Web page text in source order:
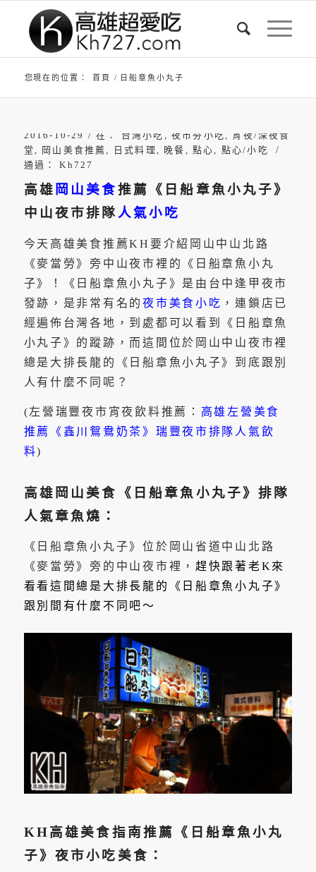
您現在的位置： 首頁 / 日船章魚小丸子
2016-10-29 / 在： 台灣小吃 , 夜市夯小吃, 宵夜/深夜食
堂 , 岡山美食推薦, 日式料理 , 晚餐 , 點心, 點心/小吃 /
通過：Kh727
高雄 岡山美食推薦《日船章魚小丸子》
中山夜市排隊 人氣小吃
今天高雄美食推薦KH要介紹岡山中山北路
《麥當勞》旁中山夜市裡的《日船章魚小丸
子》！《日船章魚小丸子》是由台中逢甲夜市
發跡，是非常有名的夜市美食小吃 ，連鎖店已
經遍佈台灣各地，到處都可以看到《日船章魚
小丸子》的蹤跡，而這間位於岡山中山夜市裡
總是大排長龍的《日船章魚小丸子》到底跟別
人有什麼不同呢？
(左營瑞豐夜市宵夜飲料推薦： 高雄左營美食
推薦《鑫川鴛鴦奶茶》瑞豐夜市排隊人氣飲
料)
高雄岡山美食《日船章魚小丸子》排隊
人氣章魚燒：
《日船章魚小丸子》位於岡山省道中山北路
《麥當勞》旁的中山夜市裡， 趕快跟著老K來
看看這間總是大排長龍的《日船章魚小丸子》
跟別間有什麼不同吧～
KH高雄美食指南推薦《日船章魚小丸
子》夜市小吃美食：